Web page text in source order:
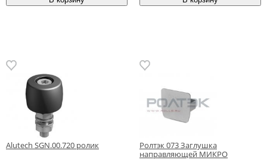
Alutech SGN.00.720 ролик
Ролтэк 073 Заглушка
направляющей МИКРО